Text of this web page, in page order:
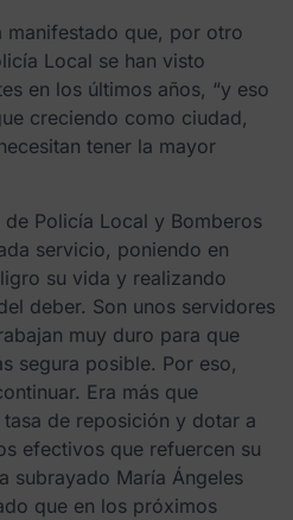
manifestado que, por otro
Local se han visto
en los últimos años, “y eso
creciendo como ciudad,
tener la mayor
de Policía Local y Bomberos
servicio, poniendo en
su vida y realizando
deber. Son unos servidores
muy duro para que
segura posible. Por eso,
Era más que
de reposición y dotar a
efectivos que refuercen su
subrayado María Ángeles
que en los próximos